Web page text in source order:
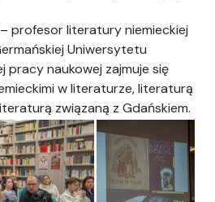
– profesor literatury niemieckiej
Uniwersytetu
pracy naukowej zajmuje się
w literaturze, literaturą
związaną z Gdańskiem.